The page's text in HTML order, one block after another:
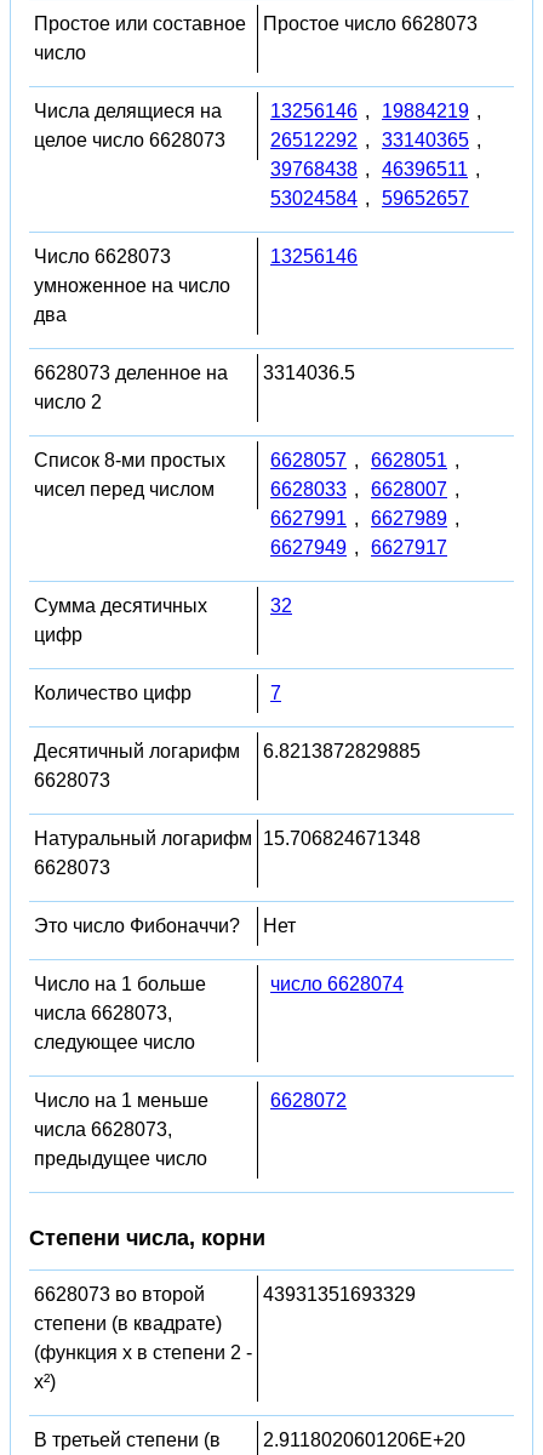
Простое или составное
число
Простое число 6628073
Числа делящиеся на
целое число 6628073
13256146 , 19884219 ,
26512292 , 33140365 ,
39768438 , 46396511 ,
53024584 , 59652657
Число 6628073
умноженное на число
два
13256146
6628073 деленное на
число 2
3314036.5
Список 8-ми простых
чисел перед числом
6628057 , 6628051 ,
6628033 , 6628007 ,
6627991 , 6627989 ,
6627949 , 6627917
Сумма десятичных
цифр
32
Количество цифр 7
Десятичный логарифм
6628073
6.8213872829885
Натуральный логарифм
6628073
15.706824671348
Это число Фибоначчи? Нет
Число на 1 больше
числа 6628073,
следующее число
число 6628074
Число на 1 меньше
числа 6628073,
предыдущее число
6628072
Степени числа, корни
6628073 во второй
степени (в квадрате)
(функция x в степени 2 -
x²)
43931351693329
В третьей степени (в
2.9118020601206E+20